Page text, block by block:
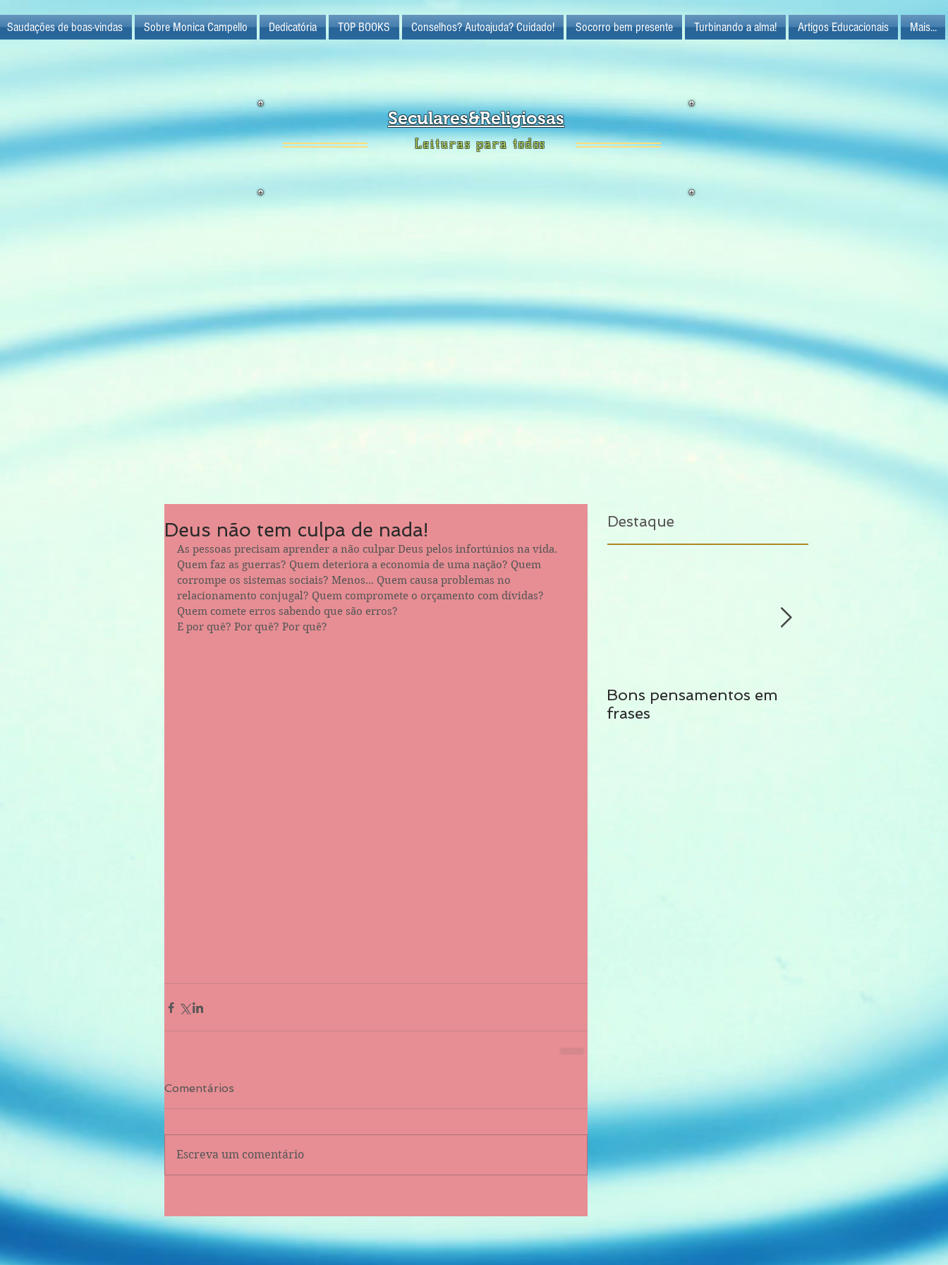
Saudações de boas-vindas Sobre Monica Campello Dedicatória TOP BOOKS Conselhos? Autoajuda? Cuidado! Socorro bem presente Turbinando a alma! Artigos Educacionais Mais...
Seculares&Religiosas
Leituras para todos
Deus não tem culpa de nada!
As pessoas precisam aprender a não culpar Deus pelos infortúnios na vida.
Quem faz as guerras? Quem deteriora a economia de uma nação? Quem
corrompe os sistemas sociais? Menos... Quem causa problemas no
relacionamento conjugal? Quem compromete o orçamento com dívidas?
Quem comete erros sabendo que são erros?
E por quê? Por quê? Por quê?
Comentários
Escreva um comentário
Destaque
Bons pensamentos em
frases